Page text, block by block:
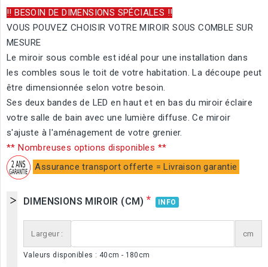
!! BESOIN DE DIMENSIONS SPÉCIALES !!
VOUS POUVEZ CHOISIR VOTRE MIROIR SOUS COMBLE SUR
MESURE
Le miroir sous comble est idéal pour une installation dans
les combles sous le toit de votre habitation. La découpe peut
être dimensionnée selon votre besoin.
Ses deux bandes de LED en haut et en bas du miroir éclaire
votre salle de bain avec une lumière diffuse. Ce miroir
s'ajuste à l'aménagement de votre grenier.
** Nombreuses options disponibles **
Assurance transport offerte = Livraison garantie
DIMENSIONS MIROIR (CM)* INFO
Largeur : cm
Valeurs disponibles : 40cm - 180cm